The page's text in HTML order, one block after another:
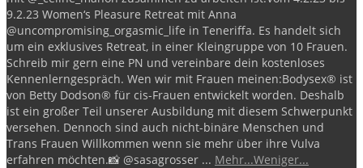
9.2.23 Women‘s Pleasure Retreat mit Anna
@uncompromising_orgasmic_life in Teneriffa. Es handelt sich
um ein exklusives Retreat, in einer Kleingruppe von 10 Frauen.
Schreib mir gern eine PN und vereinbare dein kostenloses
Kennenlerngespräch. Wen wir mit Frauen meinen:Bodysex®️ ist
von Betty Dodson®️ für cis-Frauen entwickelt worden. Deshalb
ist ein großer Teil unserer Ausbildung mit diesem Schwerpunkt
versehen. Dennoch sind auch nicht-binäre Menschen und
Trans Frauen Willkommen wenn sie mehr über ihre Vulva
erfahren möchten.📸 @sasagrosser ... Mehr...Weniger...